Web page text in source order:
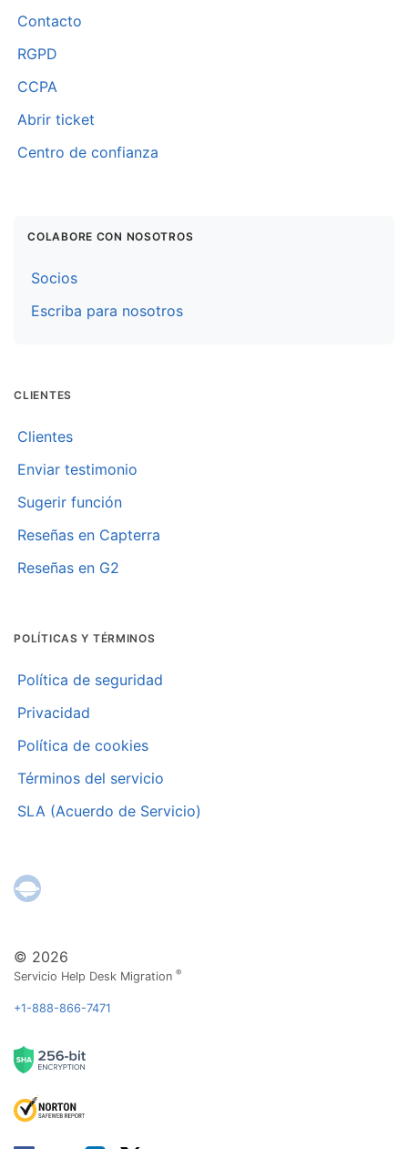
© 2026
Servicio Help Desk Migration®
+1-888-866-7471
Contacto
RGPD
CCPA
Abrir ticket
Centro de confianza
COLABORE CON NOSOTROS
Socios
Escriba para nosotros
CLIENTES
Clientes
Enviar testimonio
Sugerir función
Reseñas en Capterra
Reseñas en G2
POLÍTICAS Y TÉRMINOS
Política de seguridad
Privacidad
Política de cookies
Términos del servicio
SLA (Acuerdo de Servicio)